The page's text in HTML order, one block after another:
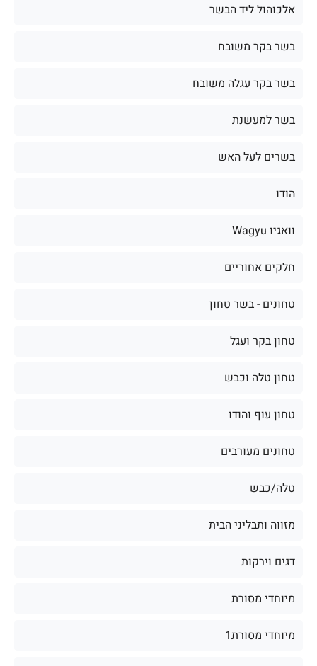
אלכוהול ליד הבשר
בשר בקר משובח
בשר בקר עגלה משובח
בשר למעשנת
בשרים לעל האש
הודו
וואגיו Wagyu
חלקים אחוריים
טחונים - בשר טחון
טחון בקר ועגל
טחון טלה וכבש
טחון עוף והודו
טחונים מעורבים
טלה/כבש
מזווה ותבליני הבית
דגים וירקות
מיוחדי מסורת
מיוחדי מסורת1